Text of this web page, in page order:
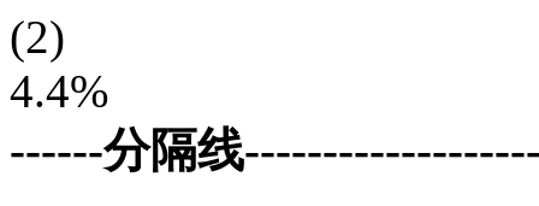
(2)
4.4%
------分隔线